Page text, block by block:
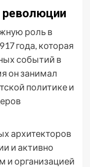
революции
роль в
года, которая
событий в
он занимал
политике и
архитекторов
и активно
и организацией